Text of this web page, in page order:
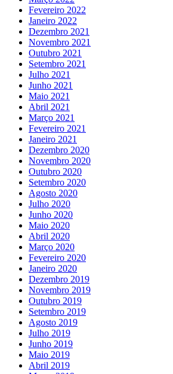
Fevereiro 2022
Janeiro 2022
Dezembro 2021
Novembro 2021
Outubro 2021
Setembro 2021
Julho 2021
Junho 2021
Maio 2021
Abril 2021
Março 2021
Fevereiro 2021
Janeiro 2021
Dezembro 2020
Novembro 2020
Outubro 2020
Setembro 2020
Agosto 2020
Julho 2020
Junho 2020
Maio 2020
Abril 2020
Março 2020
Fevereiro 2020
Janeiro 2020
Dezembro 2019
Novembro 2019
Outubro 2019
Setembro 2019
Agosto 2019
Julho 2019
Junho 2019
Maio 2019
Abril 2019